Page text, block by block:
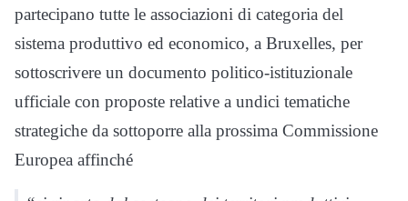
partecipano tutte le associazioni di categoria del
sistema produttivo ed economico, a Bruxelles, per
sottoscrivere un documento politico-istituzionale
ufficiale con proposte relative a undici tematiche
strategiche da sottoporre alla prossima Commissione
Europea affinché